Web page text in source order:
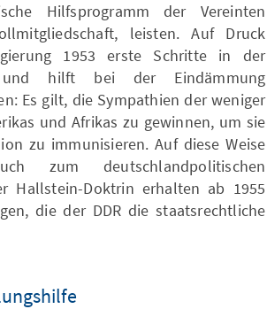
Hilfsprogramm der Vereinten
leisten. Auf Druck
1953 erste Schritte in der
und hilft bei der Eindämmung
Es gilt, die Sympathien der weniger
und Afrikas zu gewinnen, um sie
zu immunisieren. Auf diese Weise
zum deutschlandpolitischen
Hallstein-Doktrin erhalten ab 1955
die der DDR die staatsrechtliche